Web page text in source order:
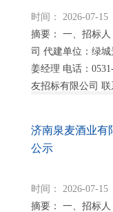
时间： 2026-07-15
摘要： 一、招标
司 代建单位：绿城
姜经理 电话：
友招标有限公司
济南泉麦酒业有
公示
时间： 2026-07-15
摘要： 一、招标